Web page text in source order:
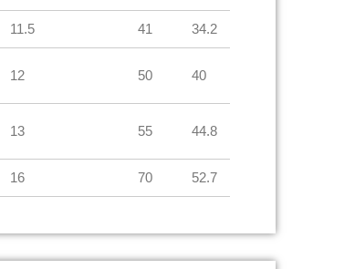
11.5 41 34.2
12 50 40
13 55 44.8
16 70 52.7